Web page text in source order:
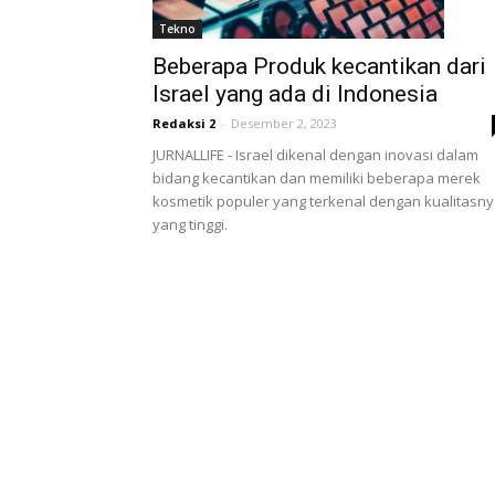
Tekno
Beberapa Produk kecantikan dari
Israel yang ada di Indonesia
Redaksi 2 - Desember 2, 2023
JURNALLIFE - Israel dikenal dengan inovasi dalam
bidang kecantikan dan memiliki beberapa merek
kosmetik populer yang terkenal dengan
yang tinggi.